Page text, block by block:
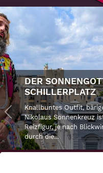
DER
SCHILLERPLATZ
Knallbuntes Outfit,
Nikolaus Sonnenkreuz
Reizfigur, je nach
durch die...
Previous